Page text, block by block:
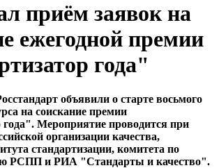
приём заявок на
ежегодной премии
года"
объявили о старте восьмого
на соискание премии
года". Мероприятие проводится при
организации качества,
стандартизации, комитета по
РСПП и РИА "Стандарты и качество".